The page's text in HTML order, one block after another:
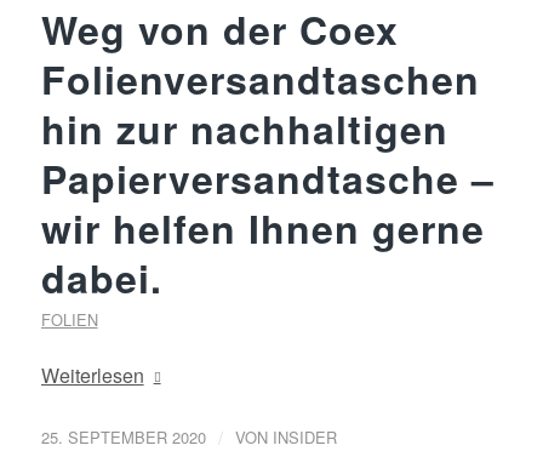
Weg von der Coex
Folienversandtaschen
hin zur nachhaltigen
Papierversandtasche –
wir helfen Ihnen gerne
dabei.
FOLIEN
Weiterlesen
25. SEPTEMBER 2020 / VON INSIDER